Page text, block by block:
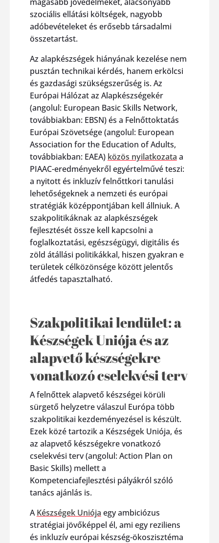
szociális ellátási költségek, nagyobb
adóbevételeket és erősebb társadalmi
összetartást.
Az alapkészségek hiányának kezelése nem
pusztán technikai kérdés, hanem erkölcsi
és gazdasági szükségszerűség is. Az
Európai Hálózat az Alapkészségekér
(angolul: European Basic Skills Network,
továbbiakban: EBSN) és a Felnőttoktatás
Európai Szövetsége (angolul: European
Association for the Education of Adults,
továbbiakban: EAEA) közös nyilatkozata a
PIAAC-eredményekről egyértelművé teszi:
a nyitott és inkluzív felnőttkori tanulási
lehetőségeknek a nemzeti és európai
stratégiák középpontjában kell állniuk. A
szakpolitikáknak az alapkészségek
fejlesztését össze kell kapcsolni a
foglalkoztatási, egészségügyi, digitális és
zöld átállási politikákkal, hiszen gyakran e
területek célközönsége között jelentős
átfedés tapasztalható.
Szakpolitikai lendület: a
Készségek Uniója és az
alapvető készségekre
vonatkozó cselekvési terv
A felnőttek alapvető készségei körüli
sürgető helyzetre válaszul Európa több
szakpolitikai kezdeményezésel is készült.
Ezek közé tartozik a Készségek Uniója, és
az alapvető készségekre vonatkozó
cselekvési terv (angolul: Action Plan on
Basic Skills) mellett a
Kompetenciafejlesztési pályákról szóló
tanács ajánlás is.
AKészségek Uniója egy ambiciózus
stratégiai jövőképpel él, ami egy reziliens
és inkluzív európai készség-ökoszisztéma